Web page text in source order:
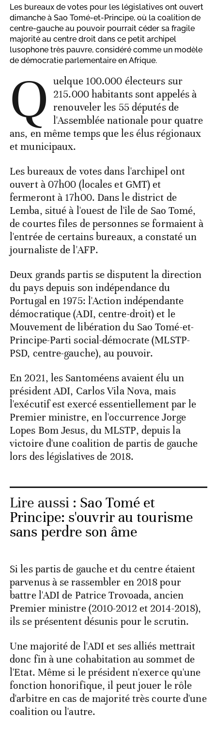
Les bureaux de votes pour les législatives ont ouvert
dimanche à Sao Tomé-et-Principe, où la coalition de
centre-gauche au pouvoir pourrait céder sa fragile
majorité au centre droit dans ce petit archipel
lusophone très pauvre, considéré comme un modèle
de démocratie parlementaire en Afrique.
Q uelque 100.000 électeurs sur
215.000 habitants sont appelés à
renouveler les 55 députés de
l'Assemblée nationale pour quatre
ans, en même temps que les élus régionaux
et municipaux.
Les bureaux de votes dans l'archipel ont
ouvert à 07h00 (locales et GMT) et
fermeront à 17h00. Dans le district de
Lemba, situé à l'ouest de l'île de Sao Tomé,
de courtes files de personnes se formaient à
l'entrée de certains bureaux, a constaté un
journaliste de l'AFP.
Deux grands partis se disputent la direction
du pays depuis son indépendance du
Portugal en 1975: l'Action indépendante
démocratique (ADI, centre-droit) et le
Mouvement de libération du Sao Tomé-et-
Principe-Parti social-démocrate (MLSTP-
PSD, centre-gauche), au pouvoir.
En 2021, les Santoméens avaient élu un
président ADI, Carlos Vila Nova, mais
l'exécutif est exercé essentiellement par le
Premier ministre, en l'occurrence Jorge
Lopes Bom Jesus, du MLSTP, depuis la
victoire d'une coalition de partis de gauche
lors des législatives de 2018.
Lire aussi : Sao Tomé et
Principe: s'ouvrir au tourisme
sans perdre son âme
Si les partis de gauche et du centre étaient
parvenus à se rassembler en 2018 pour
battre l'ADI de Patrice Trovoada, ancien
Premier ministre (2010-2012 et 2014-2018),
ils se présentent désunis pour le scrutin.
Une majorité de l'ADI et ses alliés mettrait
donc fin à une cohabitation au sommet de
l'Etat. Même si le président n'exerce qu'une
fonction honorifique, il peut jouer le rôle
d'arbitre en cas de majorité très courte d'une
coalition ou l'autre.